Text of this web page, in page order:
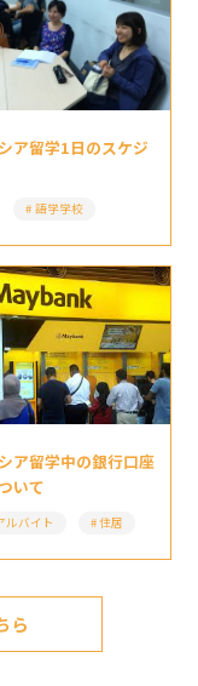
ア留学1日のスケジ
語学学校
ア留学中の銀行口座
いて
ルバイト 住居
ら